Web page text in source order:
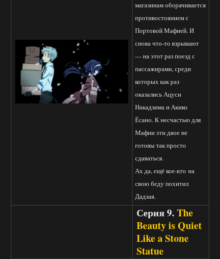
магазинам оборачивается
противостоянием с
Портовой Мафией. И
снова что-то взрывают
— на этот раз поезд с
пассажирами, среди
которых как раз
оказались Ацуси
Накадзима и Акико
Ёсано. К несчастью для
Мафии эти двое не
готовы так просто
сдаваться.
Ах да, ещё кое-кто на
свою беду похитил
Дадзая.
Серия 9. The
Beauty is Quiet
Like a Stone
Statue